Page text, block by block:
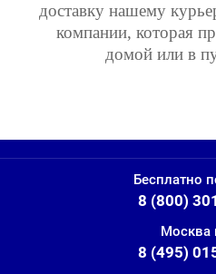
доставку нашему
компании, которая
домой или в
Бесплатно
8 (800)
Москва
8 (495)